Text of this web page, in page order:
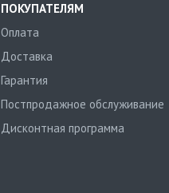
ПОКУПАТЕЛЯМ
Оплата
Доставка
Гарантия
Постпродажное обслуживание
Дисконтная программа